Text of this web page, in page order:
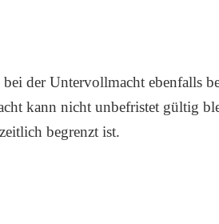
der Untervollmacht ebenfalls
kann nicht unbefristet gültig
begrenzt ist.